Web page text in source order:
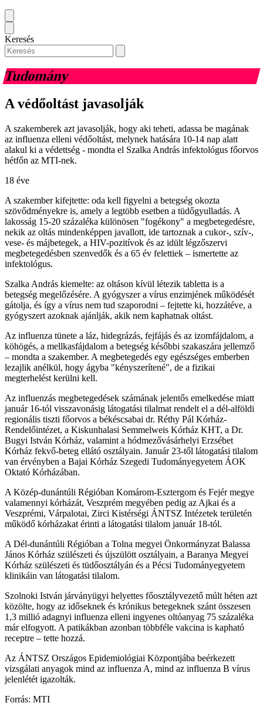
Keresés
Tudomány
A védőoltást javasolják
A szakemberek azt javasolják, hogy aki teheti, adassa be magának
az influenza elleni védőoltást, melynek hatására 10-14 nap alatt
alakul ki a védettség - mondta el Szalka András infektológus főorvos
hétfőn az MTI-nek.
18 éve
A szakember kifejtette: oda kell figyelni a betegség okozta
szövődményekre is, amely a legtöbb esetben a tüdőgyulladás. A
lakosság 15-20 százaléka különösen "fogékony" a megbetegedésre,
nekik az oltás mindenképpen javallott, ide tartoznak a cukor-, szív-,
vese- és májbetegek, a HIV-pozitívok és az idült légzőszervi
megbetegedésben szenvedők és a 65 év felettiek – ismertette az
infektológus.
Szalka András kiemelte: az oltáson kívül létezik tabletta is a
betegség megelőzésére. A gyógyszer a vírus enzimjének működését
gátolja, és így a vírus nem tud szaporodni – fejtette ki, hozzátéve, a
gyógyszert azoknak ajánlják, akik nem kaphatnak oltást.
Az influenza tünete a láz, hidegrázás, fejfájás és az izomfájdalom, a
köhögés, a mellkasfájdalom a betegség későbbi szakaszára jellemző
– mondta a szakember. A megbetegedés egy egészséges emberben
lezajlik anélkül, hogy ágyba "kényszerítené", de a fizikai
megterhelést kerülni kell.
Az influenzás megbetegedések számának jelentős emelkedése miatt
január 16-tól visszavonásig látogatási tilalmat rendelt el a dél-alföldi
regionális tiszti főorvos a békéscsabai dr. Réthy Pál Kórház-
Rendelőintézet, a Kiskunhalasi Semmelweis Kórház KHT, a Dr.
Bugyi István Kórház, valamint a hódmezővásárhelyi Erzsébet
Kórház fekvő-beteg ellátó osztályain. Január 23-től látogatási tilalom
van érvényben a Bajai Kórház Szegedi Tudományegyetem ÁOK
Oktató Kórházában.
A Közép-dunántúli Régióban Komárom-Esztergom és Fejér megye
valamennyi kórházát, Veszprém megyében pedig az Ajkai és a
Veszprémi, Várpalotai, Zirci Kistérségi ÁNTSZ Intézetek területén
működő kórházakat érinti a látogatási tilalom január 18-tól.
A Dél-dunántúli Régióban a Tolna megyei Önkormányzat Balassa
János Kórház szülészeti és újszülött osztályain, a Baranya Megyei
Kórház szülészeti és tüdőosztályán és a Pécsi Tudományegyetem
klinikáin van látogatási tilalom.
Szolnoki István járványügyi helyettes főosztályvezető múlt héten azt
közölte, hogy az időseknek és krónikus betegeknek szánt összesen
1,3 millió adagnyi influenza elleni ingyenes oltóanyag 75 százaléka
már elfogyott. A patikákban azonban többféle vakcina is kapható
receptre – tette hozzá.
Az ÁNTSZ Országos Epidemiológiai Központjába beérkezett
vizsgálati anyagok mind az influenza A, mind az influenza B vírus
jelenlétét igazolták.
Forrás: MTI